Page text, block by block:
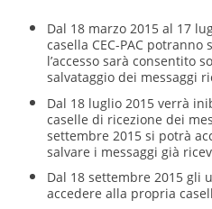
Dal 18 marzo 2015 al 17
casella CEC-PAC potranno
l’accesso sarà consentito
salvataggio dei messaggi
Dal 18 luglio 2015 verrà
caselle di ricezione dei
settembre 2015 si potrà
salvare i messaggi già
Dal 18 settembre 2015 gli
accedere alla propria